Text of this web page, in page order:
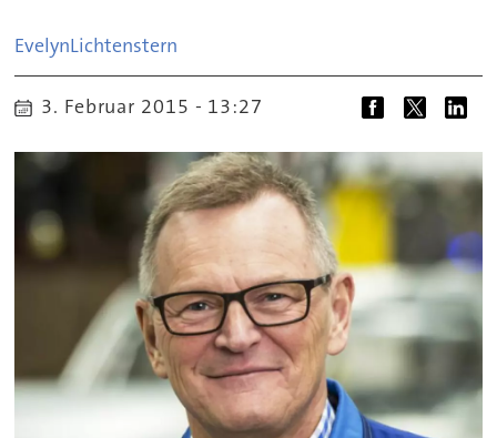
EvelynLichtenstern
3. Februar 2015 - 13:27